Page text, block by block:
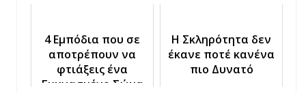
4 Εμπόδια που σε
αποτρέπουν να
φτιάξεις ένα
Γυμνασμένο Σώμα
Η Σκληρότητα δεν
έκανε ποτέ κανένα
πιο Δυνατό